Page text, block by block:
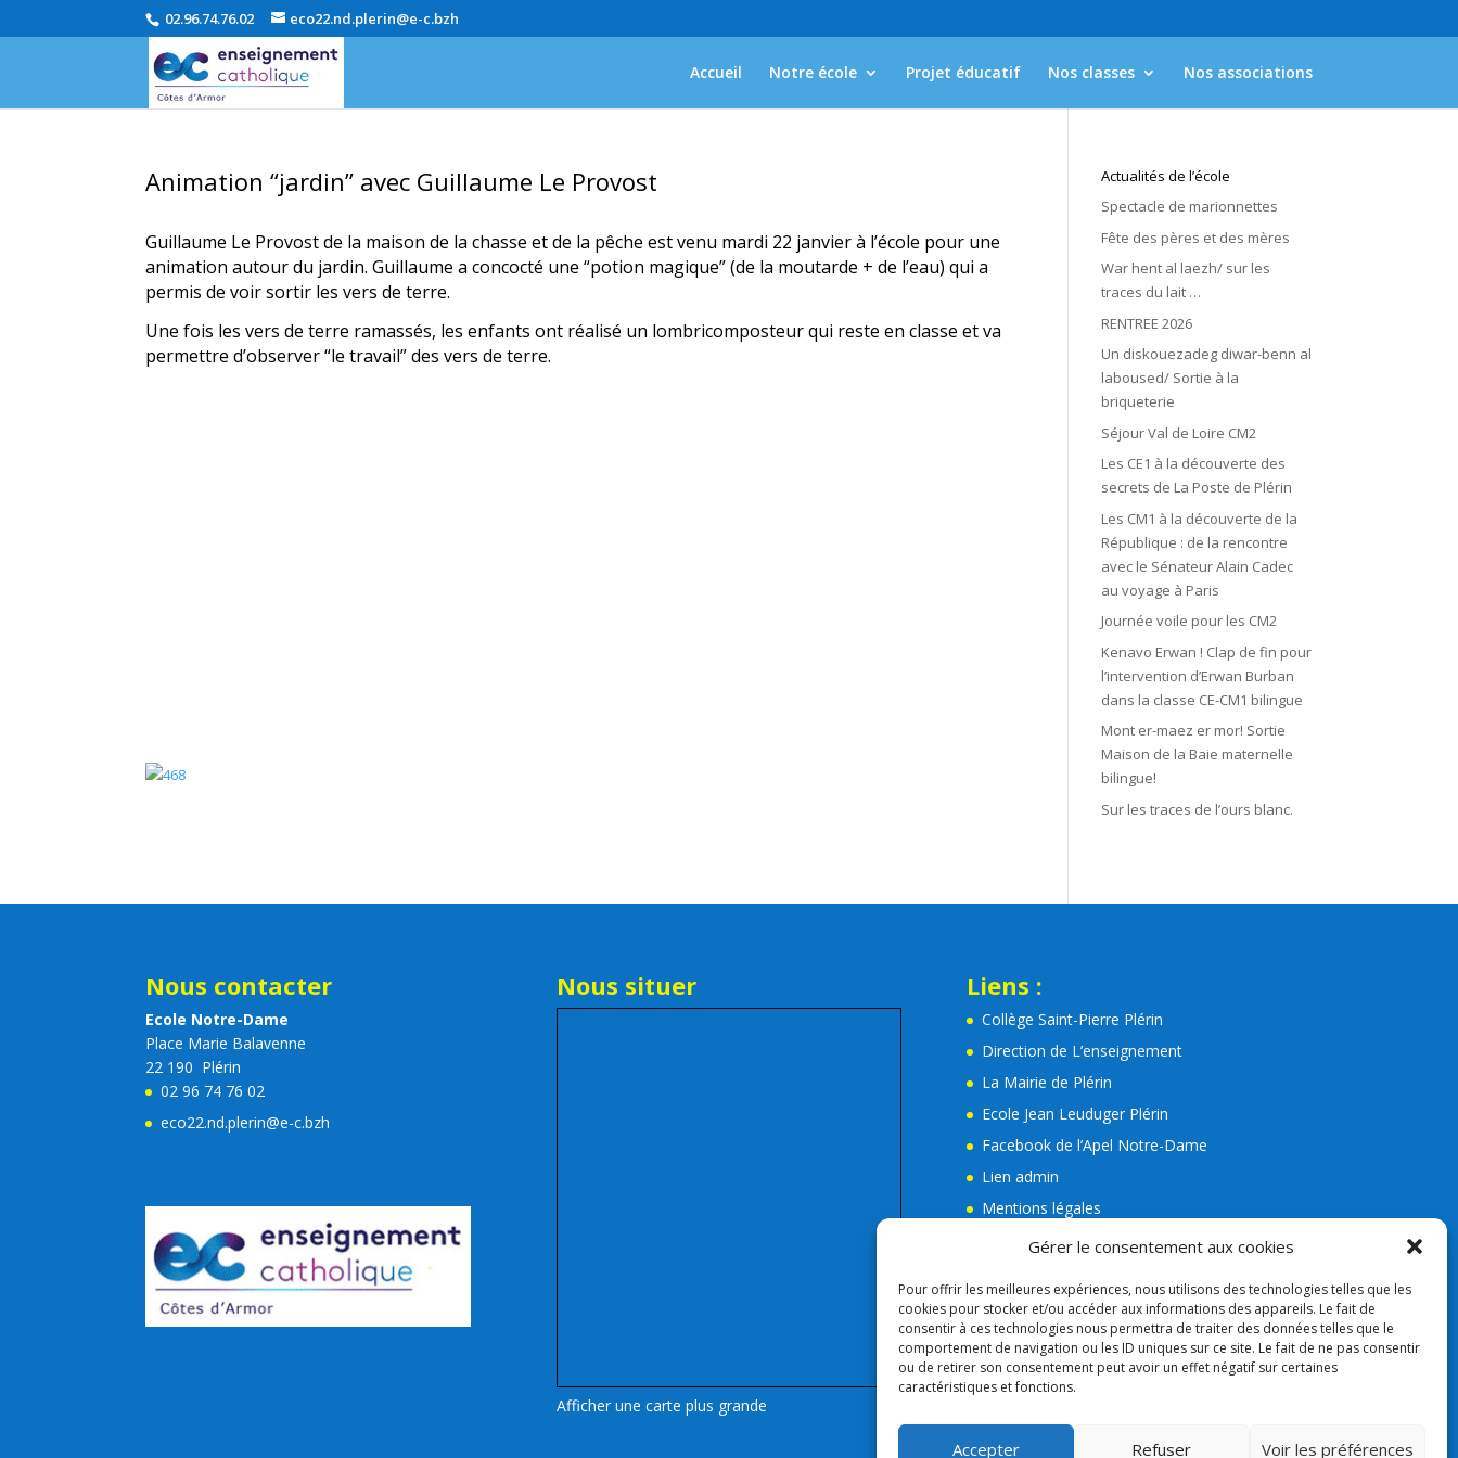
Gérer le consentement aux cookies
Pour offrir les meilleures expériences, nous utilisons des technologies telles que les
cookies pour stocker et/ou accéder aux informations des appareils. Le fait de
consentir à ces technologies nous permettra de traiter des données telles que le
comportement de navigation ou les ID uniques sur ce site. Le fait de ne pas consentir
ou de retirer son consentement peut avoir un effet négatif sur certaines
caractéristiques et fonctions.
Accepter Refuser Voir les préférences
02.96.74.76.02 eco22.nd.plerin@e-c.bzh
Accueil Notre école Projet éducatif Nos classes Nos associations
Animation “jardin” avec Guillaume Le Provost
Guillaume Le Provost de la maison de la chasse et de la pêche est venu mardi 22 janvier à l’école pour une
animation autour du jardin. Guillaume a concocté une “potion magique” (de la moutarde + de l’eau) qui a
permis de voir sortir les vers de terre.
Une fois les vers de terre ramassés, les enfants ont réalisé un lombricomposteur qui reste en classe et va
permettre d’observer “le travail” des vers de terre.
Actualités de l’école
Spectacle de marionnettes
Fête des pères et des mères
War hent al laezh/ sur les
traces du lait …
RENTREE 2026
Un diskouezadeg diwar-benn al
laboused/ Sortie à la
briqueterie
Séjour Val de Loire CM2
Les CE1 à la découverte des
secrets de La Poste de Plérin
Les CM1 à la découverte de la
République : de la rencontre
avec le Sénateur Alain Cadec
au voyage à Paris
Journée voile pour les CM2
Kenavo Erwan ! Clap de fin pour
l’intervention d’Erwan Burban
dans la classe CE-CM1 bilingue
Mont er-maez er mor! Sortie
Maison de la Baie maternelle
bilingue!
Sur les traces de l’ours blanc.
Nous contacter
Ecole Notre-Dame
Place Marie Balavenne
22 190 Plérin
02 96 74 76 02
eco22.nd.plerin@e-c.bzh
Nous situer
Afficher une carte plus grande
Liens :
Collège Saint-Pierre Plérin
Direction de L’enseignement
La Mairie de Plérin
Ecole Jean Leuduger Plérin
Facebook de l’Apel Notre-Dame
Lien admin
Mentions légales
Nos partenaires
APEL